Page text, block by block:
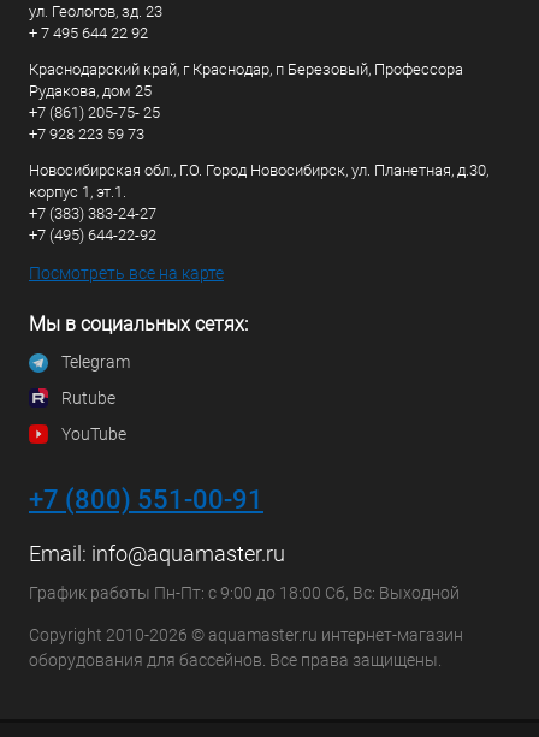
ул. Геологов, зд. 23
+ 7 495 644 22 92
Краснодарский край, г Краснодар, п Березовый, Профессора
Рудакова, дом 25
+7 (861) 205-75- 25
+7 928 223 59 73
Новосибирская обл., Г.О. Город Новосибирск, ул. Планетная, д.30,
корпус 1, эт.1.
+7 (383) 383-24-27
+7 (495) 644-22-92
Посмотреть все на карте
Мы в социальных сетях:
Telegram
Rutube
YouTube
+7 (800) 551-00-91
Email: info@aquamaster.ru
График работы Пн-Пт: с 9:00 до 18:00 Сб, Вс: Выходной
Copyright 2010-2026 © aquamaster.ru интернет-магазин
оборудования для бассейнов. Все права защищены.